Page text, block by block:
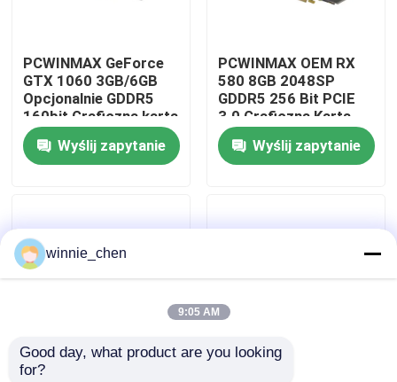
Wycieczka po fabryce
Kontrola jakości
Poprosić o wycenę
Karty graficzne do gier
Górnicza karta graficzna
PCWINMAX GeForce
GTX 1060 3GB/6GB
Opcjonalnie GDDR5
160bit Graficzna karta
do gier HD DP DVI
Wyjście oryginalna
karta graficzna wideo
Wyślij zapytanie
PCWINMAX OEM RX
580 8GB 2048SP
GDDR5 256 Bit PCIE
3.0 Graficzna Karta
Graficzna Graficzna z
portami HD/DP/DVI
Wyślij zapytanie
PCWINMAX OEM Nowa
winnie_chen
9:05 AM
Good day, what product are you looking
for?